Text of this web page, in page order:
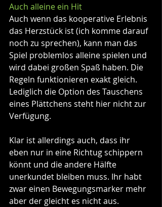
Auch alleine ein Hit
Auch wenn das kooperative Erlebnis
das Herzstück ist (ich komme darauf
noch zu sprechen), kann man das
Spiel problemlos alleine spielen und
wird dabei großen Spaß haben. Die
Regeln funktionieren exakt gleich.
Lediglich die Option des Tauschens
eines Plättchens steht hier nicht zur
Verfügung.
Klar ist allerdings auch, dass ihr
eben nur in eine Richtug schippern
könnt und die andere Hälfte
unerkundet bleiben muss. Ihr habt
zwar einen Bewegungsmarker mehr
aber der gleicht es nicht aus.